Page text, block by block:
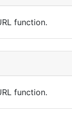
function.
function.